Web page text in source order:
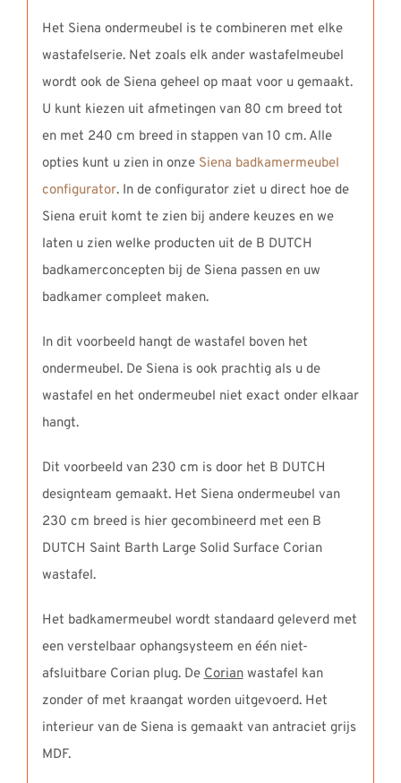
Het Siena ondermeubel is te combineren met elke
wastafelserie. Net zoals elk ander wastafelmeubel
wordt ook de Siena geheel op maat voor u gemaakt.
U kunt kiezen uit afmetingen van 80 cm breed tot
en met 240 cm breed in stappen van 10 cm. Alle
opties kunt u zien in onze Siena badkamermeubel
configurator. In de configurator ziet u direct hoe de
Siena eruit komt te zien bij andere keuzes en we
laten u zien welke producten uit de B DUTCH
badkamerconcepten bij de Siena passen en uw
badkamer compleet maken.
In dit voorbeeld hangt de wastafel boven het
ondermeubel. De Siena is ook prachtig als u de
wastafel en het ondermeubel niet exact onder elkaar
hangt.
Dit voorbeeld van 230 cm is door het B DUTCH
designteam gemaakt. Het Siena ondermeubel van
230 cm breed is hier gecombineerd met een B
DUTCH Saint Barth Large Solid Surface Corian
wastafel.
Het badkamermeubel wordt standaard geleverd met
een verstelbaar ophangsysteem en één niet-
afsluitbare Corian plug. De Corianwastafel kan
zonder of met kraangat worden uitgevoerd. Het
interieur van de Siena is gemaakt van antraciet grijs
MDF.